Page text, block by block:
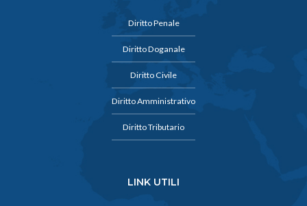
Diritto Penale
Diritto Doganale
Diritto Civile
Diritto Amministrativo
Diritto Tributario
LINK UTILI